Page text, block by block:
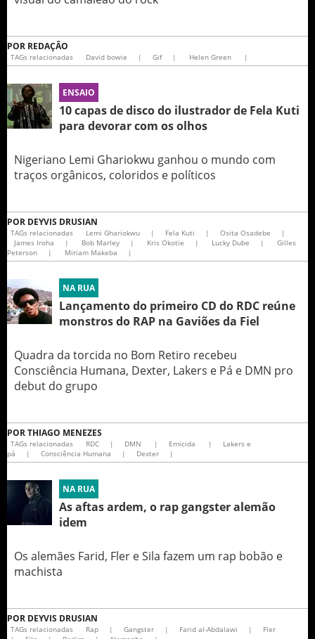
POR REDAÇÃO
TAGs relacionadas David bowie | Gif | Helen Green |
ENSAIO
10 capas de disco do ilustrador de Fela Kuti
para devorar com os olhos
Nigeriano Lemi Ghariokwu ganhou o mundo com
traços orgânicos, coloridos e políticos
POR DEYVIS DRUSIAN
TAGs relacionadas Lemi Ghariokwu | Fela Kuti | Osita Osadebe
|
James Iroha
| Bob Marley | Kris Okotie | Lucky Dube |
Gilles
Peterson
| Miriam Makeba |
NA RUA
Lançamento do primeiro CD do RDC reúne
monstros do RAP na Gaviões da Fiel
Quadra da torcida no Bom Retiro recebeu
Consciência Humana, Dexter, Lakers e Pá e DMN pro
debut do grupo
PORTHIAGO MENEZES
TAGs relacionadas RDC | DMN | Emicida |
Lakers e
pá
| Consciência Humana | Dexter |
NA RUA
As aftas ardem, o rap gangster alemão
idem
Os alemães Farid, Fler e Sila fazem um rap bobão e
machista
POR DEYVIS DRUSIAN
TAGs relacionadas Rap | Gangster | Farid al-Abdalawi |
Fler